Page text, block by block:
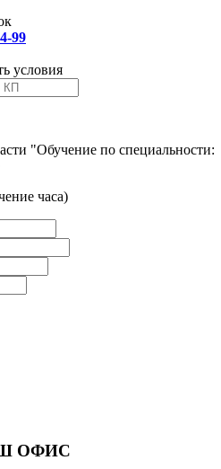
99
условия
"Обучение по специальности:
часа)
ОФИС